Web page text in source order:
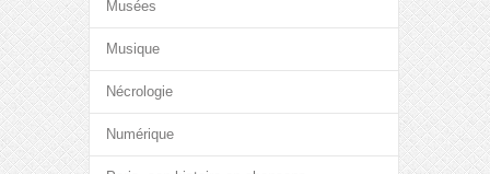
Musées
Musique
Nécrologie
Numérique